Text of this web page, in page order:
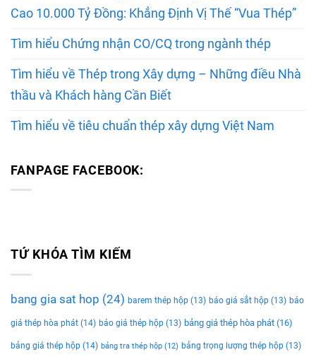
Cao 10.000 Tỷ Đồng: Khẳng Định Vị Thế “Vua Thép”
Tìm hiểu Chứng nhận CO/CQ trong ngành thép
Tìm hiểu về Thép trong Xây dựng – Những điều Nhà
thầu và Khách hàng Cần Biết
Tìm hiểu về tiêu chuẩn thép xây dựng Việt Nam
FANPAGE FACEBOOK:
TỨ KHÓA TÌM KIẾM
bang gia sat hop (24) barem thép hộp (13) báo giá sắt hộp (13) báo
giá thép hòa phát (14) báo giá thép hộp (13) bảng giá thép hòa phát (16)
bảng giá thép hộp (14) bảng tra thép hộp (12) bảng trọng lượng thép hộp (13)